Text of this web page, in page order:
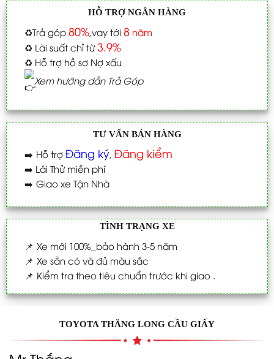
HỖ TRỢ NGÂN HÀNG
♻️Trả góp 80%,vay tới 8năm
♻️ Lãi suất chỉ từ3.9%
♻️ Hỗ trợ hồ sơ Nợ xấu
Xem hướng dẫn Trả Góp
TƯ VẤN BÁN HÀNG
➡️ Hỗ trợ Đăng ký, Đăng kiểm
➡️ Lái Thử miễn phí
➡️ Giao xe Tận Nhà
TÌNH TRẠNG XE
📌 Xe mới 100%_bảo hành 3-5 năm
📌 Xe sẵn có và đủ màu sắc
📌 Kiểm tra theo tiêu chuẩn trước khi giao .
TOYOTA THĂNG LONG CẦU GIẤY